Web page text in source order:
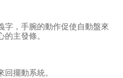
字，手腕的動作促使自動盤來
的主發條。
擺動系統。